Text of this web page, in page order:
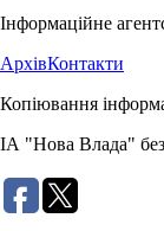
Інформаційне
АрхівКонтакти
Копіювання
ІА "Нова Влада"